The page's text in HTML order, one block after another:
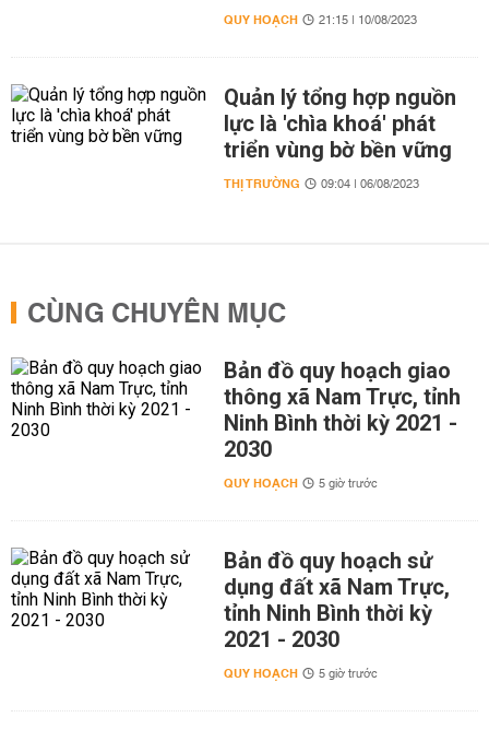
QUY HOẠCH 21:15 | 10/08/2023
Quản lý tổng hợp nguồn
lực là 'chìa khoá' phát
triển vùng bờ bền vững
THỊ TRƯỜNG 09:04 | 06/08/2023
CÙNG CHUYÊN MỤC
Bản đồ quy hoạch giao
thông xã Nam Trực, tỉnh
Ninh Bình thời kỳ 2021 -
2030
QUY HOẠCH 5 giờ trước
Bản đồ quy hoạch sử
dụng đất xã Nam Trực,
tỉnh Ninh Bình thời kỳ
2021 - 2030
QUY HOẠCH 5 giờ trước